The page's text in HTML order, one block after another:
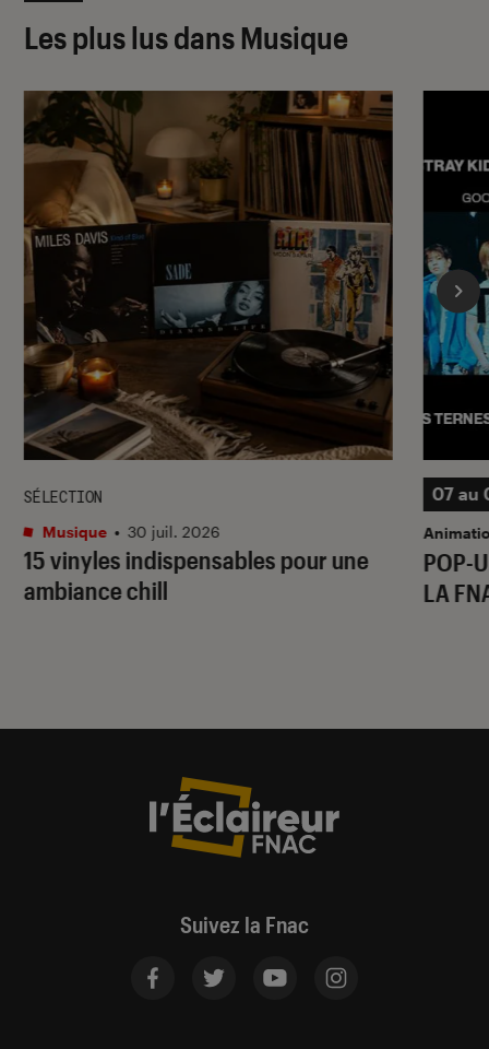
Les plus lus dans Musique
15 vinyles indispensables pour une
ambiance chill
SÉLECTION
Musique • 30 juil. 2026
POP-
LA
07 au
Suivez la Fnac